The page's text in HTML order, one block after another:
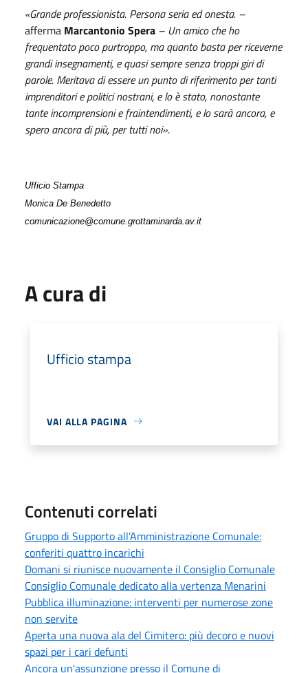
«Grande professionista. Persona seria ed onesta. –
afferma Marcantonio Spera – Un amico che ho
frequentato poco purtroppo, ma quanto basta per riceverne
grandi insegnamenti, e quasi sempre senza troppi giri di
parole. Meritava di essere un punto di riferimento per tanti
imprenditori e politici nostrani, e lo è stato, nonostante
tante incomprensioni e fraintendimenti, e lo sarà ancora, e
spero ancora di più, per tutti noi».
Ufficio Stampa
Monica De Benedetto
comunicazione@comune.grottaminarda.av.it
A cura di
Ufficio stampa
VAI ALLA PAGINA
Contenuti correlati
Gruppo di Supporto all'Amministrazione Comunale:
conferiti quattro incarichi
Domani si riunisce nuovamente il Consiglio Comunale
Consiglio Comunale dedicato alla vertenza Menarini
Pubblica illuminazione: interventi per numerose zone
non servite
Aperta una nuova ala del Cimitero: più decoro e nuovi
spazi per i cari defunti
Ancora un'assunzione presso il Comune di